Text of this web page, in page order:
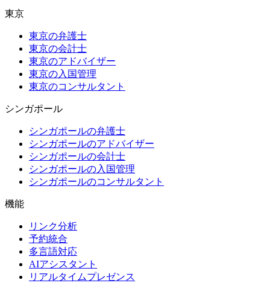
東京
東京の弁護士
東京の会計士
東京のアドバイザー
東京の入国管理
東京のコンサルタント
シンガポール
シンガポールの弁護士
シンガポールのアドバイザー
シンガポールの会計士
シンガポールの入国管理
シンガポールのコンサルタント
機能
リンク分析
予約統合
多言語対応
AIアシスタント
リアルタイムプレゼンス